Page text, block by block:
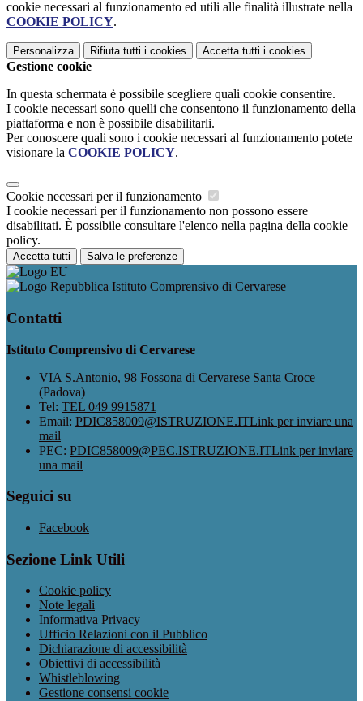
cookie necessari al funzionamento ed utili alle finalità illustrate nella
COOKIE POLICY.
Personalizza Rifiuta tutti i cookies Accetta tutti i cookies
Gestione cookie
In questa schermata è possibile scegliere quali cookie consentire.
I cookie necessari sono quelli che consentono il funzionamento della
piattaforma e non è possibile disabilitarli.
Per conoscere quali sono i cookie necessari al funzionamento potete
visionare la COOKIE POLICY.
Cookie necessari per il funzionamento
I cookie necessari per il funzionamento non possono essere
disabilitati. È possibile consultare l'elenco nella pagina della cookie
policy.
Accetta tutti Salva le preferenze
Istituto Comprensivo di Cervarese
Contatti
Istituto Comprensivo di Cervarese
VIA S.Antonio, 98 Fossona di Cervarese Santa Croce
(Padova)
Tel: TEL 049 9915871
Email: PDIC858009@ISTRUZIONE.ITLink per inviare una
mail
PEC: PDIC858009@PEC.ISTRUZIONE.ITLink per inviare
una mail
Seguici su
Facebook
Sezione Link Utili
Cookie policy
Note legali
Informativa Privacy
Ufficio Relazioni con il Pubblico
Dichiarazione di accessibilità
Obiettivi di accessibilità
Whistleblowing
Gestione consensi cookie